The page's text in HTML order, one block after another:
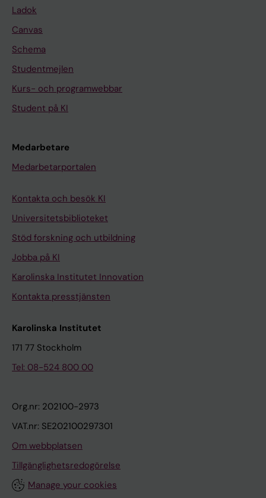
Ladok
Canvas
Schema
Studentmejlen
Kurs- och programwebbar
Student på KI
Medarbetare
Medarbetarportalen
Kontakta och besök KI
Universitetsbiblioteket
Stöd forskning och utbildning
Jobba på KI
Karolinska Institutet Innovation
Kontakta presstjänsten
Karolinska Institutet
171 77 Stockholm
Tel: 08-524 800 00
Org.nr: 202100-2973
VAT.nr: SE202100297301
Om webbplatsen
Tillgänglighetsredogörelse
Manage your cookies